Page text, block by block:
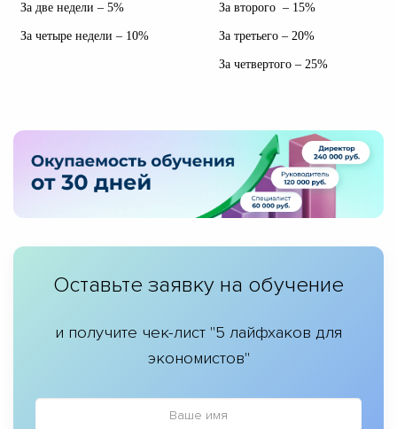
За две недели – 5%
За четыре недели – 10%
За второго – 15%
За третьего – 20%
За четвертого – 25%
Оставьте заявку на обучение
и получите чек-лист "5 лайфхаков для
экономистов"